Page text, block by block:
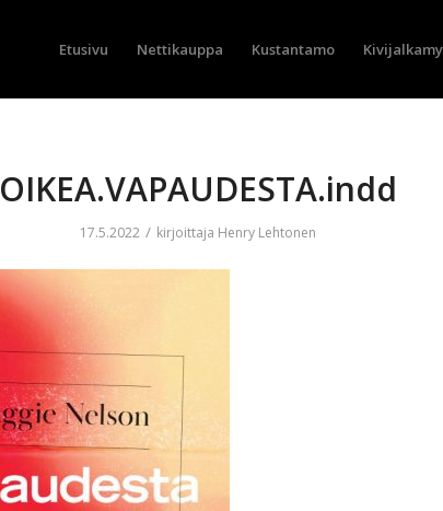
Etusivu Nettikauppa Kustantamo
OIKEA.VAPAUDESTA.indd
17.5.2022 / kirjoittaja Henry Lehtonen